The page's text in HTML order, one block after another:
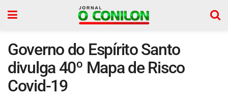
Governo do Espírito Santo
divulga 40º Mapa de Risco
Covid-19